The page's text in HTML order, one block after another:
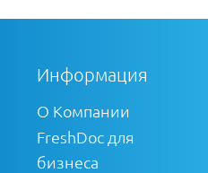
Информация
О Компании
FreshDoc для
бизнеса